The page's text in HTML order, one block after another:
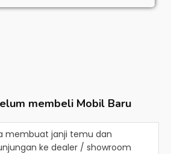
membeli Mobil Baru
membuat janji temu dan
ke dealer / showroom